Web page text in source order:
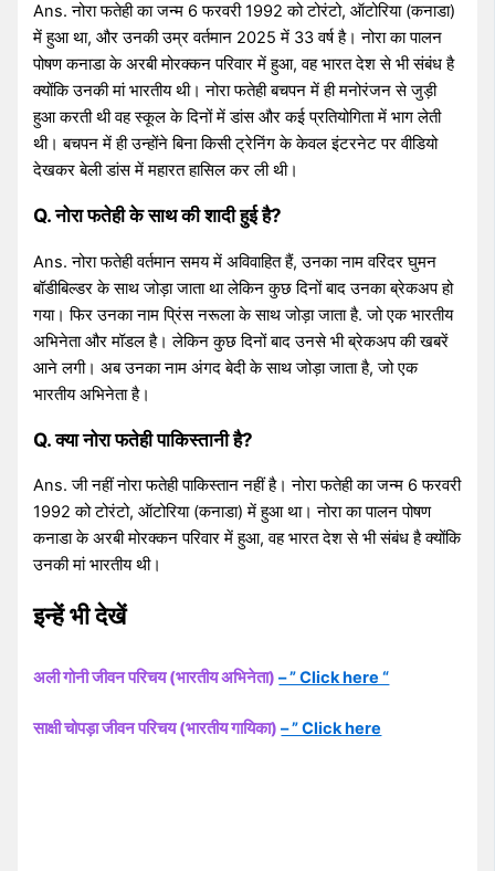
Ans. नोरा फतेही का जन्म 6 फरवरी 1992 को टोरंटो, ऑटोरिया (कनाडा)
में हुआ था, और उनकी उम्र वर्तमान 2025 में 33 वर्ष है। नोरा का पालन
पोषण कनाडा के अरबी मोरक्कन परिवार में हुआ, वह भारत देश से भी संबंध है
क्योंकि उनकी मां भारतीय थी। नोरा फतेही बचपन में ही मनोरंजन से जुड़ी
हुआ करती थी वह स्कूल के दिनों में डांस और कई प्रतियोगिता में भाग लेती
थी। बचपन में ही उन्होंने बिना किसी ट्रेनिंग के केवल इंटरनेट पर वीडियो
देखकर बेली डांस में महारत हासिल कर ली थी।
Q. नोरा फतेही के साथ की शादी हुई है?
Ans. नोरा फतेही वर्तमान समय में अविवाहित हैं, उनका नाम वरिंदर घुमन
बॉडीबिल्डर के साथ जोड़ा जाता था लेकिन कुछ दिनों बाद उनका ब्रेकअप हो
गया। फिर उनका नाम प्रिंस नरूला के साथ जोड़ा जाता है. जो एक भारतीय
अभिनेता और मॉडल है। लेकिन कुछ दिनों बाद उनसे भी ब्रेकअप की खबरें
आने लगी। अब उनका नाम अंगद बेदी के साथ जोड़ा जाता है, जो एक
भारतीय अभिनेता है।
Q. क्या नोरा फतेही पाकिस्तानी है?
Ans. जी नहीं नोरा फतेही पाकिस्तान नहीं है। नोरा फतेही का जन्म 6 फरवरी
1992 को टोरंटो, ऑटोरिया (कनाडा) में हुआ था। नोरा का पालन पोषण
कनाडा के अरबी मोरक्कन परिवार में हुआ, वह भारत देश से भी संबंध है क्योंकि
उनकी मां भारतीय थी।
इन्हें भी देखें
अली गोनी जीवन परिचय (भारतीय अभिनेता)– ” Click here “
साक्षी चोपड़ा जीवन परिचय (भारतीय गायिका)– ” Click here